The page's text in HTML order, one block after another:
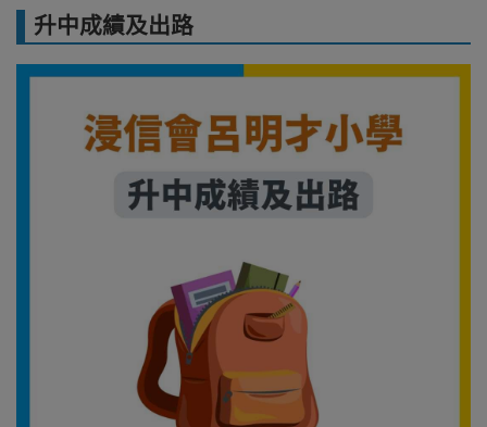
升中成績及出路